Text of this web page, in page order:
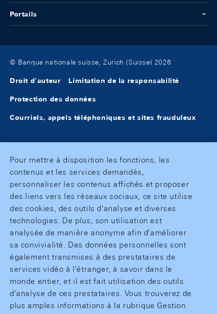
Portails
© Banque nationale suisse, Zurich (Suisse) 2026
Droit d'auteur Limitation de la responsabilité
Protection des données
Courriels, appels téléphoniques et sites frauduleux
Pour mettre à disposition les fonctions, les
contenus et les services demandés,
personnaliser les contenus affichés et proposer
des liens vers les réseaux sociaux, ce site utilise
des cookies, des outils d'analyse et diverses
technologies. De plus, son utilisation est
analysée de manière anonyme afin d'améliorer
sa convivialité. Des données personnelles sont
également transmises à des prestataires de
services vidéo à l'étranger, à savoir dans le
monde entier, et il est fait utilisation des outils
d'analyse de ces prestataires. Vous trouverez de
plus amples informations à la rubrique Gestion